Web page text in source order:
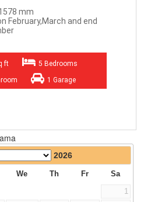
mm
February,March and end
ft
5 Bedrooms
1 Garage